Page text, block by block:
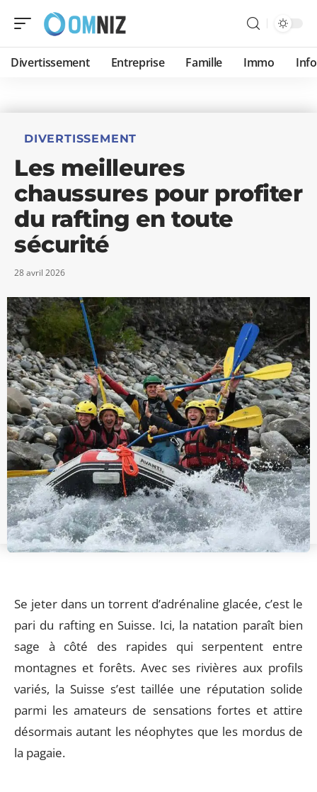
Divertissement Entreprise Famille Immo
DIVERTISSEMENT
Les meilleures
chaussures pour profiter
du rafting en toute
sécurité
28 avril 2026
Se jeter dans un torrent d’adrénaline glacée, c’est le
pari du rafting en Suisse. Ici, la natation paraît bien
sage à côté des rapides qui serpentent entre
montagnes et forêts. Avec ses rivières aux profils
variés, la Suisse s’est taillée une réputation solide
parmi les amateurs de sensations fortes et attire
désormais autant les néophytes que les mordus de
la pagaie.